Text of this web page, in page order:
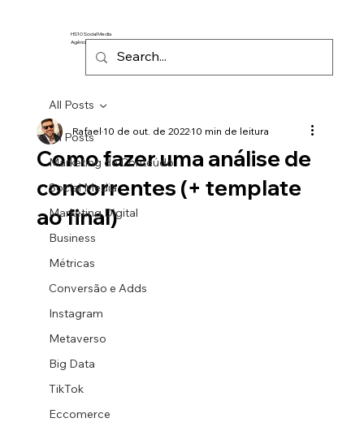
HS10 Social Media
Agência de Marketing Digital
All Posts
Marketing de Conteúdo
Social Media
Marketing Digital
Business
Métricas
Conversão e Adds
Instagram
Metaverso
Big Data
TikTok
Eccomerce
All Posts
Como fazer uma análise de
concorrentes (+ template
ao final)
Rafael10 de out. de 202210 min de leitura